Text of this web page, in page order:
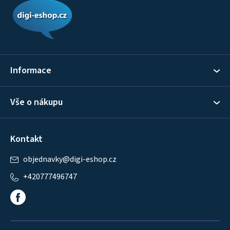
Informace
Vše o nákupu
Kontakt
objednavky@digi-eshop.cz
+420777496747